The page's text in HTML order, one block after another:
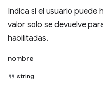
Indica si el usuario puede
valor solo se devuelve
habilitadas.
nombre
string